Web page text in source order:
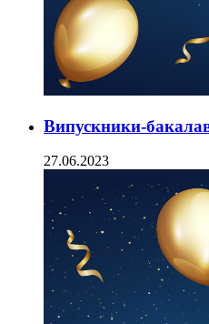
Випускники-
27.06.2023